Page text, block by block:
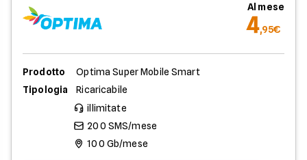
Al mese
4,95€
Prodotto
Optima Super Mobile Smart
Tipologia
Ricaricabile
illimitate
200 SMS/mese
100 Gb/mese